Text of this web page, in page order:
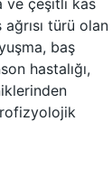
ve çeşitli kas
türü olan
baş
hastalığı,